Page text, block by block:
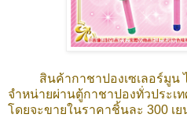
สินค้ากาชาปองเซเลอร์มูน
จำหน่ายผ่านตู้กาชาปองทั่วประเ
โดยจะขายในราคาชิ้นละ 300 เย